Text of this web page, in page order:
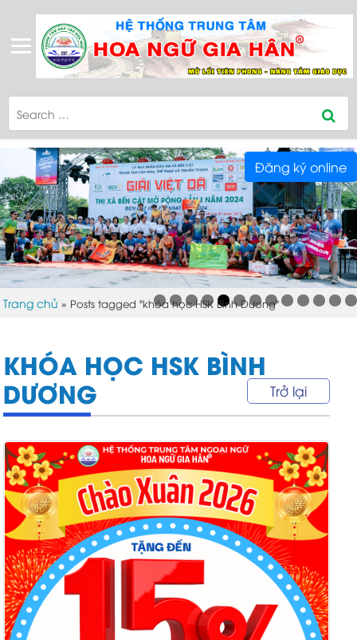
Trang chủ » Posts tagged "khóa học HSK Bình Dương"
KHÓA HỌC HSK BÌNH
DƯƠNG
Trở lại
Đăng ký online